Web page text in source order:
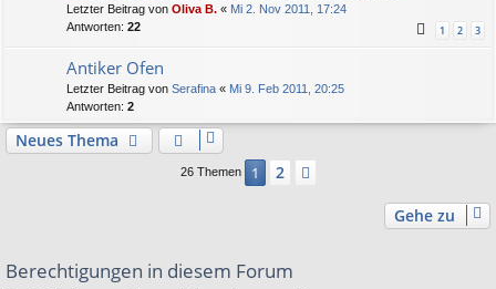
Letzter Beitrag von Oliva B. « Mi 2. Nov 2011, 17:24
Antworten: 22 1 2 3
Antiker Ofen
Letzter Beitrag von Serafina « Mi 9. Feb 2011, 20:25
Antworten: 2
Neues Thema
26 Themen 1 2
Gehe zu
Berechtigungen in diesem Forum